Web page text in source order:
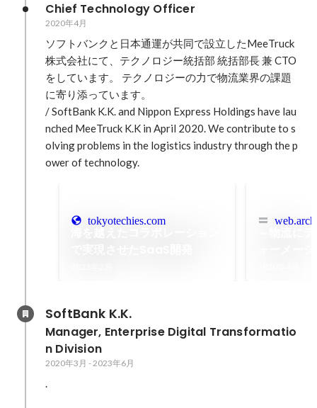
Chief Technology Officer
2020年4月
ソフトバンクと日本通運が共同で設立したMeeTruck
株式会社にて、テクノロジー統括部 統括部長 兼 CTO
をしています。 テクノロジーの力で物流業界の課題
に寄り添っています。
/ SoftBank K.K. and Nippon Express Holdings have lau
nched MeeTruck K.K in April 2020. We contribute to s
olving problems in the logistics industry through the p
ower of technology.
tokyotechies.com
SoftBank K.K.
Manager, Enterprise Digital Transformatio
n Division
2020年3月 -2023年6月
.